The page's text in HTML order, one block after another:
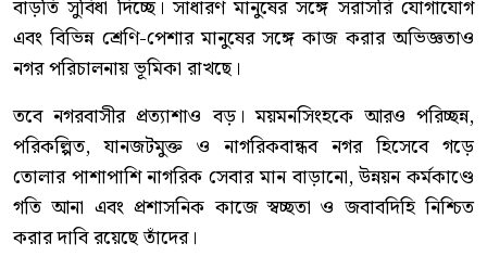
বাড়তি সুবিধা দিচ্ছে। সাধারণ মানুষের সঙ্গে সরাসরি যোগাযোগ
এবং বিভিন্ন শ্রেণি-পেশার মানুষের সঙ্গে কাজ করার অভিজ্ঞতাও
নগর পরিচালনায় ভূমিকা রাখছে।
তবে নগরবাসীর প্রত্যাশাও বড়। ময়মনসিংহকে আরও পরিচ্ছন্ন,
পরিকল্পিত, যানজটমুক্ত ও নাগরিকবান্ধব নগর হিসেবে গড়ে
তোলার পাশাপাশি নাগরিক সেবার মান বাড়ানো, উন্নয়ন কর্মকাণ্ডে
গতি আনা এবং প্রশাসনিক কাজে স্বচ্ছতা ও জবাবদিহি নিশ্চিত
করার দাবি রয়েছে তাঁদের।